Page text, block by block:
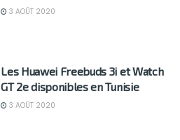
3 AOÛT 2020
Les Huawei Freebuds 3i et Watch
GT 2e disponibles en Tunisie
3 AOÛT 2020